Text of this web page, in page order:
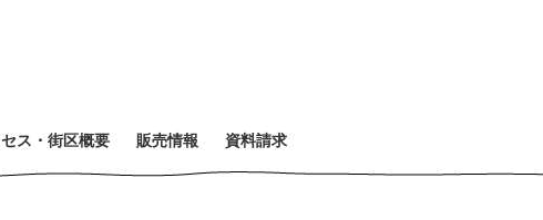
セス ・ 街区概要 販売情報 資料請求